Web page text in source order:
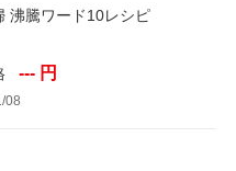
沸騰ワード10レシピ
--- 円
08